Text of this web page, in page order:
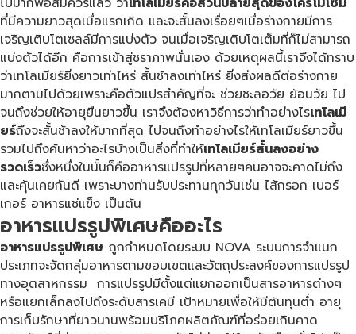
ที่มีความยาวสุดเมื่อแรกเกิด และจะสั้นลงเรื่อยๆเมื่อร่างกายมีการ
เจริญเติบโตเซลล์มีการแบ่งตัว จนเมื่อเจริญเติบโตเต็มที่ก็ไม่สามารถ
แบ่งตัวได้อีก คือการเข้าสู่ชราภาพนั่นเอง ด้วยเหตุผลนี้เราจึงได้ทราบ
ว่าเทโลเมียร์ยิ่งยาวเท่าไหร่ สั้นช้าลงเท่าไหร่ ยิ่งส่งผลดีต่อร่างกาย
มากตามไปด้วยเพราะคือตัวแปรสำคัญที่จะ ช่วยชะลอวัย ย้อนวัย ไป
จนถึงช่วยให้อายุยืนยาวขึ้น เราจึงต้องหาวิธีการว่าทำอย่างไรเทโลเมี
ยร์ถึงจะสั้นช้าลงให้มากที่สุด ไปจนถึงทำอย่างไรให้เทโลเมียร์ยาวขึ้น
รวมไปถึงค้นหาว่าอะไรบ้างเป็นสิ่งที่ทำให้เทโลเมียร์สั้นลงอย่าง
รวดเร็วซึ่งหนึ่งในนั้นก็คืออาหารแปรรูปที่หลายๆคนอาจจะคาดไม่ถึง
และคุ้นเคยกันดี เพราะบางท่านรับประทานทุกวันเช่น ไส้กรอก เบอร์
เกอร์ อาหารแช่แข็ง เป็นต้น
อาหารแปรรูปพิเศษคืออะไร
อาหารแปรรูปพิเศษ ถูกกำหนดโดยระบบ NOVA ระบบการจำแนก
ประเภทจะจัดกลุ่มอาหารตามขอบเขตและวัตถุประสงค์ของการแปรรูป
ทางอุตสาหกรรม การแปรรูปมีตั้งแต่แยกออกเป็นสารอาหารต่างๆ
หรือแยกเล็กลงไปถึงระดับสารเคมี เป้าหมายเพื่อให้มีต้นทุนต่ำ อายุ
การเก็บรักษาที่ยาวนานพร้อมบริโภคผลิตภัณฑ์ที่อร่อยเกินคาด